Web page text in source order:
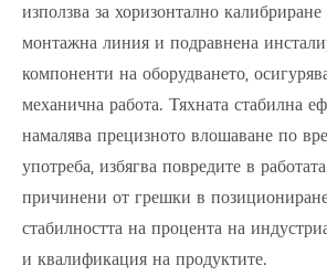
използва за хоризонтално
монтажна линия и подравнена
компоненти на оборудването,
механична работа. Тяхната стабилна
намалява прецизното влошаване по
употреба, избягва повредите в
причинени от грешки в
стабилността на процента на
и квалификация на продуктите.